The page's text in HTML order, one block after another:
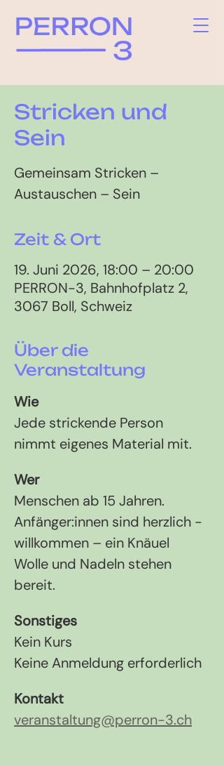
Stricken und
Sein
Gemeinsam Stricken –
Austauschen – Sein
Zeit & Ort
19. Juni 2026, 18:00 – 20:00
PERRON-3, Bahnhofplatz 2,
3067 Boll, Schweiz
Über die
Veranstaltung
Wie
Jede strickende Person
nimmt eigenes Material mit.
Wer
Menschen ab 15 Jahren.
Anfänger:innen sind herzlich ­
willkommen – ein Knäuel
Wolle und Nadeln stehen
bereit.
Sonstiges
Kein Kurs
Keine Anmeldung erforderlich
Kontakt
veranstaltung@perron-3.ch